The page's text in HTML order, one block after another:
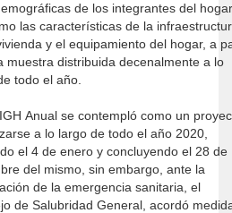
de los integrantes del
las características de la
y el equipamiento del hogar, a
muestra distribuida decenalmente a lo
todo el año.
Anual se contempló como un
a lo largo de todo el año 2020,
el 4 de enero y concluyendo el 28 de
del mismo, sin embargo, ante la
de la emergencia sanitaria, el
de Salubridad General, acordó